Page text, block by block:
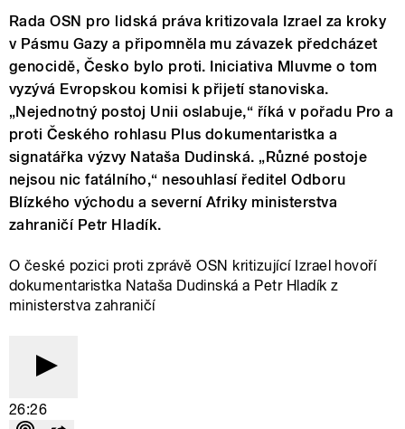
Rada OSN pro lidská práva kritizovala Izrael za kroky
v Pásmu Gazy a připomněla mu závazek předcházet
genocidě, Česko bylo proti. Iniciativa Mluvme o tom
vyzývá Evropskou komisi k přijetí stanoviska.
„Nejednotný postoj Unii oslabuje,“ říká v pořadu Pro a
proti Českého rohlasu Plus dokumentaristka a
signatářka výzvy Nataša Dudinská. „Různé postoje
nejsou nic fatálního,“ nesouhlasí ředitel Odboru
Blízkého východu a severní Afriky ministerstva
zahraničí Petr Hladík.
O české pozici proti zprávě OSN kritizující Izrael hovoří
dokumentaristka Nataša Dudinská a Petr Hladík z
ministerstva zahraničí
26:26